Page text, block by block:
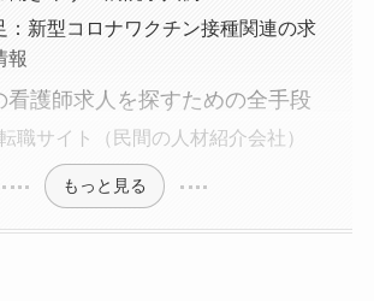
：新型コロナワクチン接種関連の求
報
看護師求人を探すための全手段
職サイト（民間の人材紹介会社）
もっと見る